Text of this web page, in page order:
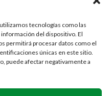
tecnologías como las
información del dispositivo. El
permitirá procesar datos como el
únicas en este sitio.
puede afectar negativamente a